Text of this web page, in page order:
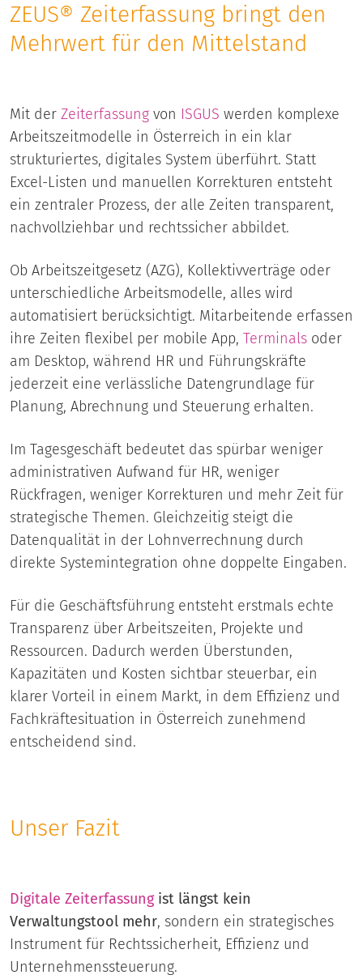
ZEUS® Zeiterfassung bringt den
Mehrwert für den Mittelstand
Mit der Zeiterfassung von ISGUS werden komplexe
Arbeitszeitmodelle in Österreich in ein klar
strukturiertes, digitales System überführt. Statt
Excel-Listen und manuellen Korrekturen entsteht
ein zentraler Prozess, der alle Zeiten transparent,
nachvollziehbar und rechtssicher abbildet.
Ob Arbeitszeitgesetz (AZG), Kollektivverträge oder
unterschiedliche Arbeitsmodelle, alles wird
automatisiert berücksichtigt. Mitarbeitende erfassen
ihre Zeiten flexibel per mobile App, Terminals oder
am Desktop, während HR und Führungskräfte
jederzeit eine verlässliche Datengrundlage für
Planung, Abrechnung und Steuerung erhalten.
Im Tagesgeschäft bedeutet das spürbar weniger
administrativen Aufwand für HR, weniger
Rückfragen, weniger Korrekturen und mehr Zeit für
strategische Themen. Gleichzeitig steigt die
Datenqualität in der Lohnverrechnung durch
direkte Systemintegration ohne doppelte Eingaben.
Für die Geschäftsführung entsteht erstmals echte
Transparenz über Arbeitszeiten, Projekte und
Ressourcen. Dadurch werden Überstunden,
Kapazitäten und Kosten sichtbar steuerbar, ein
klarer Vorteil in einem Markt, in dem Effizienz und
Fachkräftesituation in Österreich zunehmend
entscheidend sind.
Unser Fazit
Digitale Zeiterfassungist längst kein
Verwaltungstool mehr, sondern ein strategisches
Instrument für Rechtssicherheit, Effizienz und
Unternehmenssteuerung.